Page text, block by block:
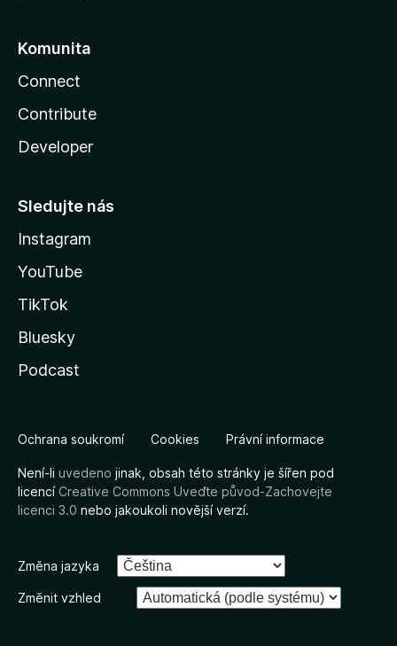
Komunita
Connect
Contribute
Developer
Sledujte nás
Instagram
YouTube
TikTok
Bluesky
Podcast
Ochrana soukromí Cookies Právní informace
Není-li uvedeno jinak, obsah této stránky je šířen pod
licencíCreative Commons Uveďte původ-Zachovejte
licenci 3.0 nebo jakoukoli novější verzí.
Změna jazyka
Změnit vzhled